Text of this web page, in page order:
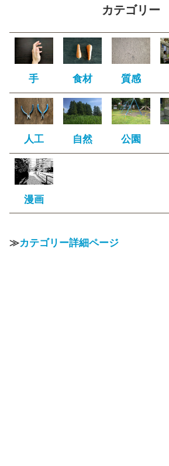
カテゴリー
手 食材 質感
人工 自然 公園
漫画
≫カテゴリー詳細ページ